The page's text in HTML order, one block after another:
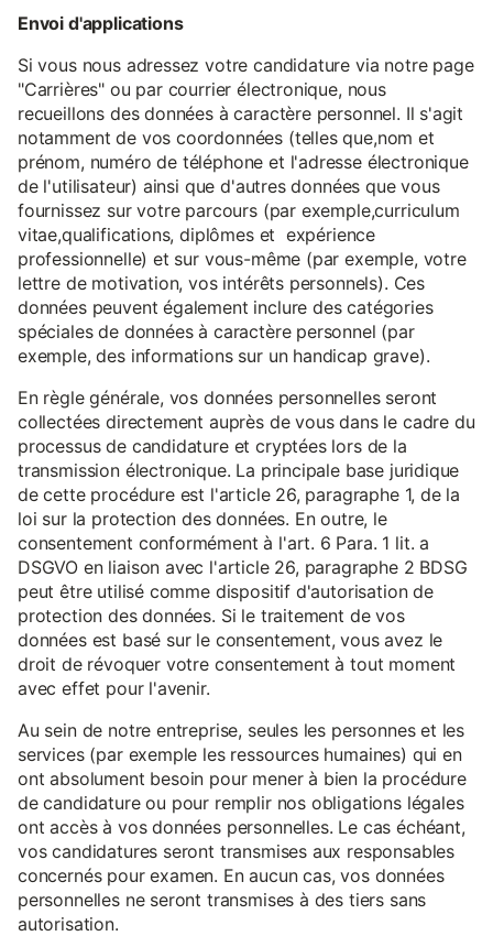
Envoi d'applications
Si vous nous adressez votre candidature via notre page
"Carrières" ou par courrier électronique, nous
recueillons des données à caractère personnel. Il s'agit
notamment de vos coordonnées (telles que,nom et
prénom, numéro de téléphone et l'adresse électronique
de l'utilisateur) ainsi que d'autres données que vous
fournissez sur votre parcours (par exemple,curriculum
vitae,qualifications, diplômes et expérience
professionnelle) et sur vous-même (par exemple, votre
lettre de motivation, vos intérêts personnels). Ces
données peuvent également inclure des catégories
spéciales de données à caractère personnel (par
exemple, des informations sur un handicap grave).
En règle générale, vos données personnelles seront
collectées directement auprès de vous dans le cadre du
processus de candidature et cryptées lors de la
transmission électronique. La principale base juridique
de cette procédure est l'article 26, paragraphe 1, de la
loi sur la protection des données. En outre, le
consentement conformément à l'art. 6 Para. 1 lit. a
DSGVO en liaison avec l'article 26, paragraphe 2 BDSG
peut être utilisé comme dispositif d'autorisation de
protection des données. Si le traitement de vos
données est basé sur le consentement, vous avez le
droit de révoquer votre consentement à tout moment
avec effet pour l'avenir.
Au sein de notre entreprise, seules les personnes et les
services (par exemple les ressources humaines) qui en
ont absolument besoin pour mener à bien la procédure
de candidature ou pour remplir nos obligations légales
ont accès à vos données personnelles. Le cas échéant,
vos candidatures seront transmises aux responsables
concernés pour examen. En aucun cas, vos données
personnelles ne seront transmises à des tiers sans
autorisation.